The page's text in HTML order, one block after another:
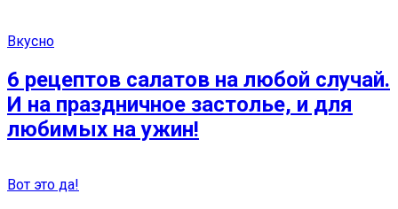
Вкусно
6 рецептов салатов на любой случай.
И на праздничное застолье, и для
любимых на ужин!
Вот это да!